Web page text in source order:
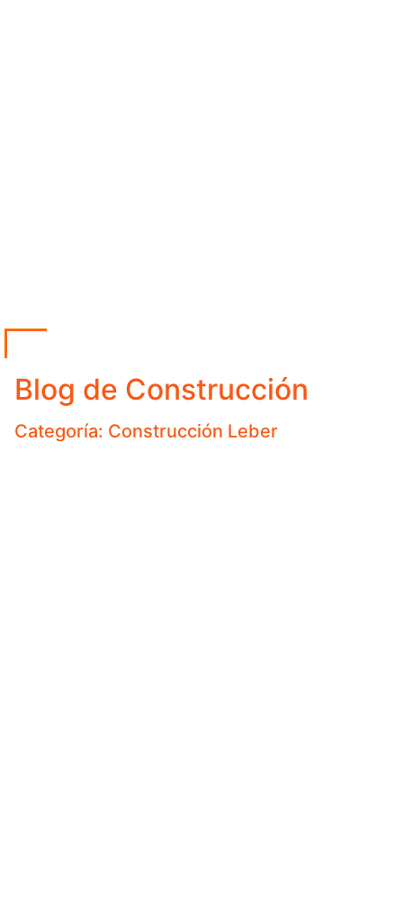
Blog de Construcción
Categoría: Construcción Leber